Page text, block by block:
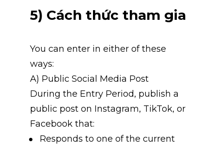
5) Cách thức tham gia
You can enter in either of these
ways:
A) Public Social Media Post
During the Entry Period, publish a
public post on Instagram, TikTok, or
Facebook that:
Responds to one of the current